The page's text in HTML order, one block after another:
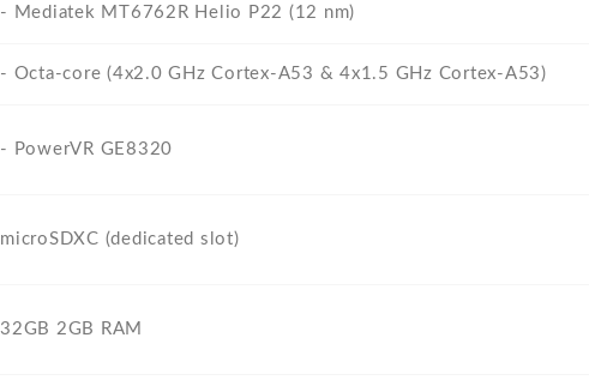
- Mediatek MT6762R Helio P22 (12 nm)
- Octa-core (4x2.0 GHz Cortex-A53 & 4x1.5 GHz Cortex-A53)
- PowerVR GE8320
microSDXC (dedicated slot)
32GB 2GB RAM